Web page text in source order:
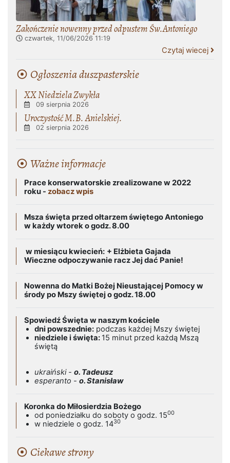
Zakończenie nowenny przed odpustem Św.Antoniego
czwartek, 11/06/2026 11:19
Czytaj wiecej
Ogłoszenia duszpasterskie
XX Niedziela Zwykła
09 sierpnia 2026
Uroczystość M.B. Anielskiej.
02 sierpnia 2026
Ważne informacje
Prace konserwatorskie zrealizowane w 2022
roku - zobacz wpis
Msza święta przed ołtarzem świętego Antoniego
w każdy wtorek o godz. 8.00
w miesiącu kwiecień: + Elżbieta Gajada
Wieczne odpoczywanie racz Jej dać Panie!
Nowenna do Matki Bożej Nieustającej Pomocy w
środy po Mszy świętej o godz. 18.00
Spowiedź Święta w naszym kościele
dni powszednie: podczas każdej Mszy świętej
niedziele i święta: 15 minut przed każdą Mszą
świętą
ukraiński - o. Tadeusz
esperanto - o. Stanisław
Koronka do Miłosierdzia Bożego
od poniedziałku do soboty o godz. 1500
w niedziele o godz. 1430
Ciekawe strony